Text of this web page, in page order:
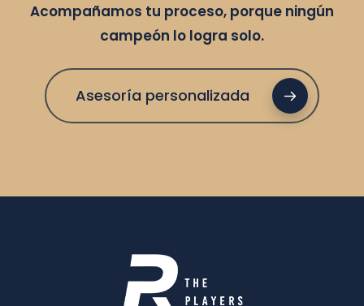
Acompañamos tu proceso, porque ningún
campeón lo logra solo.
Asesoría personalizada